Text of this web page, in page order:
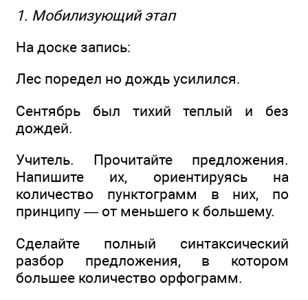
1. Мобилизующий этап
На доске запись:
Лес поредел но дождь усилился.
Сентябрь был тихий теплый и без
дождей.
Учитель. Прочитайте предложения.
Напишите их, ориентируясь на
количество пунктограмм в них, по
принципу — от меньшего к большему.
Сделайте полный синтаксический
разбор предложения, в котором
большее количество орфограмм.